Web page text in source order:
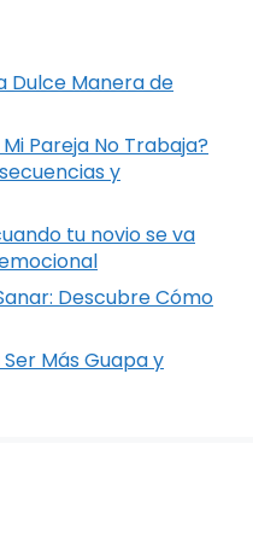
Dulce Manera de
Pareja No Trabaja?
y
tu novio se va
Descubre Cómo
Más Guapa y